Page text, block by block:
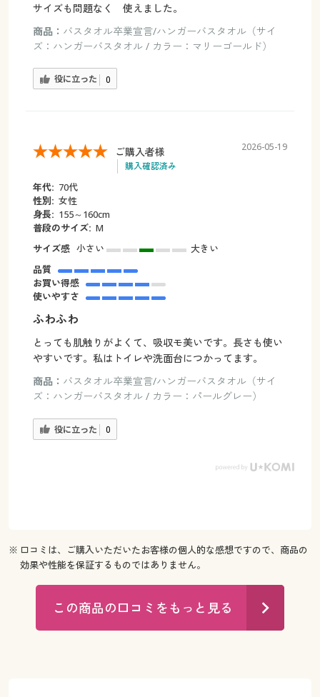
サイズも問題なく 使えました。
商品： バスタオル卒業宣言/ハンガーバスタオル（サイ
ズ：ハンガーバスタオル / カラー：マリーゴールド）
役に立った 0
ご購入者様
購入確認済み
2026-05-19
年代: 70代
性別: 女性
身長: 155～160cm
普段のサイズ: M
サイズ感 小さい
大きい
品質
お買い得感
使いやすさ
ふわふわ
とっても肌触りがよくて、吸収モ美いです。長さも使い
やすいです。私はトイレや洗面台につかってます。
商品： バスタオル卒業宣言/ハンガーバスタオル（サイ
ズ：ハンガーバスタオル / カラー：パールグレー）
役に立った 0
※ 口コミは、ご購入いただいたお客様の個人的な感想ですので、商品の
効果や性能を保証するものではありません。
この商品の口コミをもっと見る